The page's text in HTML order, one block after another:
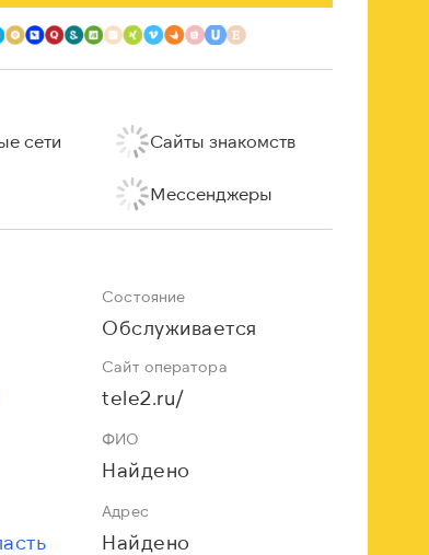
сети Сайты знакомств
Мессенджеры
Состояние
Обслуживается
Сайт оператора
tele2.ru/
ФИО
Найдено
Адрес
Найдено